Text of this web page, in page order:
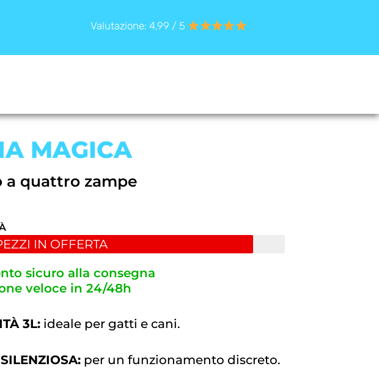
Valutazione: 4,99 / 5
MAGICA
a quattro zampe
IN OFFERTA
sicuro alla consegna
veloce in 24/48h
3L:ideale per gatti e cani.
per un funzionamento discreto.